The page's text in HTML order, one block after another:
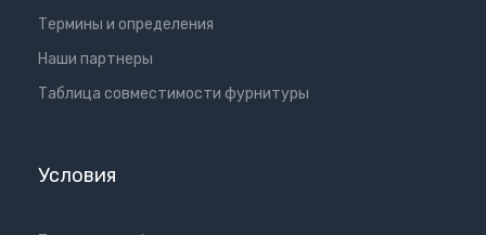
Термины и определения
Наши партнеры
Таблица совместимости фурнитуры
Условия